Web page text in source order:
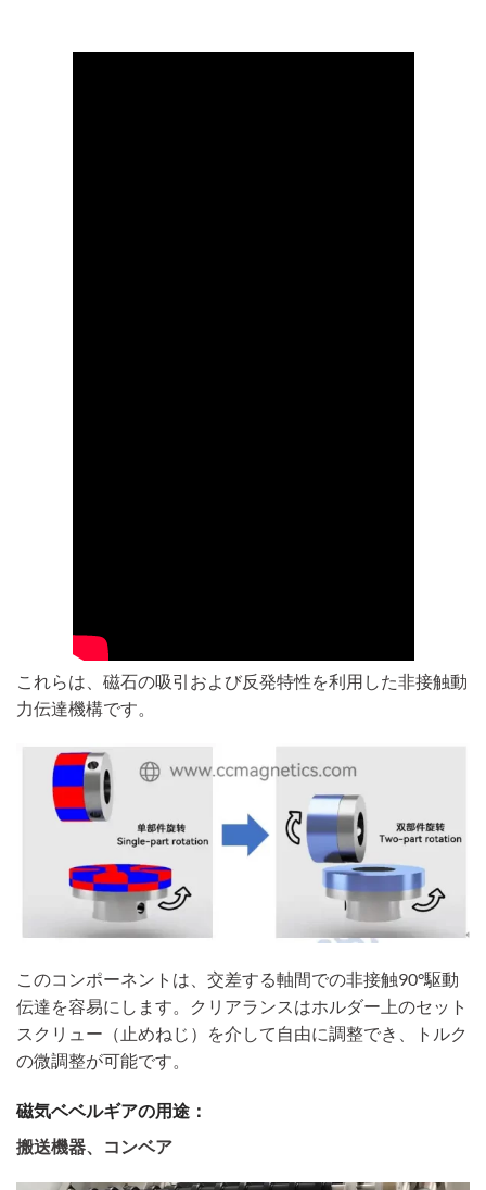
これらは、磁石の吸引および反発特性を利用した非接触動
力伝達機構です。
このコンポーネントは、交差する軸間での非接触90°駆動
伝達を容易にします。クリアランスはホルダー上のセット
スクリュー（止めねじ）を介して自由に調整でき、トルク
の微調整が可能です。
磁気ベベルギアの用途：
搬送機器、コンベア